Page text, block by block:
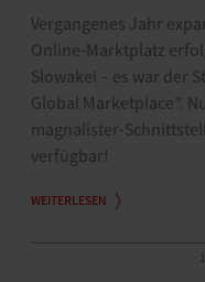
Vergangenes Jahr
Online-Marktplatz
Slowakei – es war der
Global Marketplace”.
magnalister-
verfügbar!
WEITERLESEN